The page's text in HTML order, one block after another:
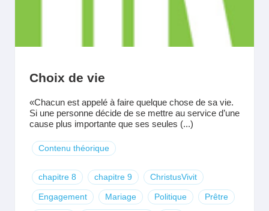
Choix de vie
«Chacun est appelé à faire quelque chose de sa vie.
Si une personne décide de se mettre au service d’une
cause plus importante que ses seules (...)
Contenu théorique
chapitre 8 chapitre 9 ChristusVivit
Engagement Mariage Politique Prêtre